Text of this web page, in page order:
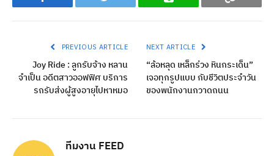
Facebook Twitter Line Copy
PREVIOUS ARTICLE
Joy Ride : ลูกรับจ้าง หลาน
จำเป็น อดีตสาวออฟฟิศ บริการ
รถรับส่งผู้สูงอายุไปหาหมอ
NEXT ARTICLE
“ล้อหลุด เหล็กร่วง หินกระเด็น”
เจอทุกรูปแบบ กับชีวิตประจำวัน
ของพนักงานกวาดถนน
ทีมงาน FEED